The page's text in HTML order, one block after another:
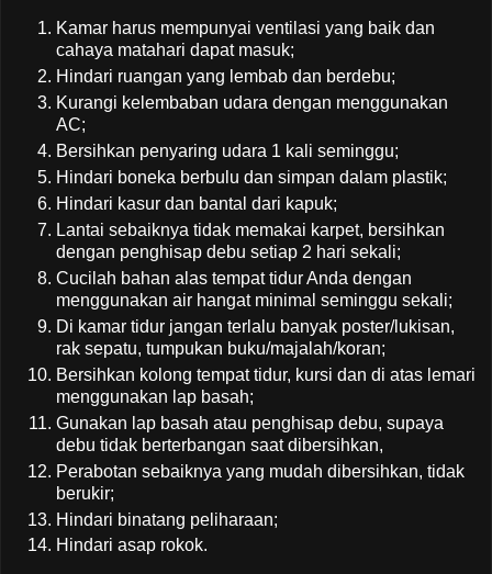
Kamar harus mempunyai ventilasi yang baik dan
cahaya matahari dapat masuk;
Hindari ruangan yang lembab dan berdebu;
Kurangi kelembaban udara dengan menggunakan
AC;
Bersihkan penyaring udara 1 kali seminggu;
Hindari boneka berbulu dan simpan dalam plastik;
Hindari kasur dan bantal dari kapuk;
Lantai sebaiknya tidak memakai karpet, bersihkan
dengan penghisap debu setiap 2 hari sekali;
Cucilah bahan alas tempat tidur Anda dengan
menggunakan air hangat minimal seminggu sekali;
Di kamar tidur jangan terlalu banyak poster/lukisan,
rak sepatu, tumpukan buku/majalah/koran;
Bersihkan kolong tempat tidur, kursi dan di atas lemari
menggunakan lap basah;
Gunakan lap basah atau penghisap debu, supaya
debu tidak berterbangan saat dibersihkan,
Perabotan sebaiknya yang mudah dibersihkan, tidak
berukir;
Hindari binatang peliharaan;
Hindari asap rokok.